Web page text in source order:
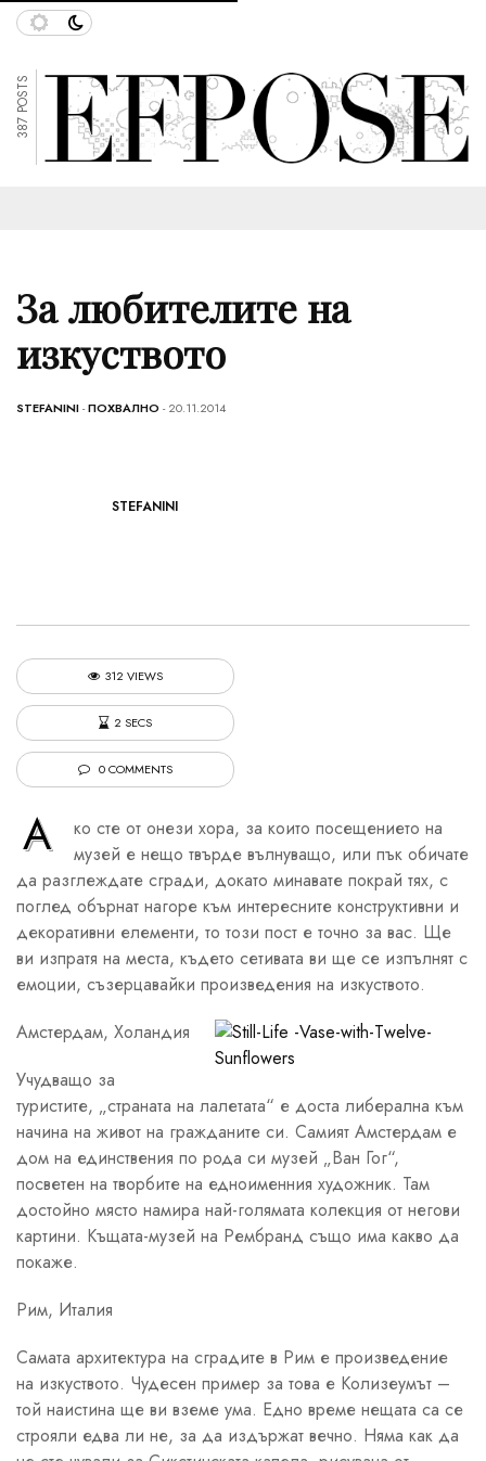
387 POSTS
За любителите на
изкуството
STEFANINI-ПОХВАЛНО - 20.11.2014
STEFANINI
312 VIEWS
2 SECS
0 COMMENTS
А
ко сте от онези хора, за които посещението на
музей е нещо твърде вълнуващо, или пък обичате
да разглеждате сгради, докато минавате покрай тях, с
поглед обърнат нагоре към интересните конструктивни и
декоративни елементи, то този пост е точно за вас. Ще
ви изпратя на места, където сетивата ви ще се изпълнят с
емоции, съзерцавайки произведения на изкуството.
Амстердам, Холандия
Учудващо за
туристите, „страната на лалетата“ е доста либерална към
начина на живот на гражданите си. Самият Амстердам е
дом на единствения по рода си музей „Ван Гог“,
посветен на творбите на едноименния художник. Там
достойно място намира най-голямата колекция от негови
картини. Къщата-музей на Рембранд също има какво да
покаже.
Рим, Италия
Самата архитектура на сградите в Рим е произведение
на изкуството. Чудесен пример за това е Колизеумът –
той наистина ще ви вземе ума. Едно време нещата са се
строяли едва ли не, за да издържат вечно. Няма как да